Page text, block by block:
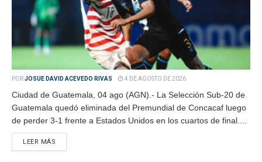
PORJOSUE DAVID ACEVEDO RIVAS 4 DE AGOSTO DE 2026
Ciudad de Guatemala, 04 ago (AGN).- La Selección Sub-20 de
Guatemala quedó eliminada del Premundial de Concacaf luego
de perder 3-1 frente a Estados Unidos en los cuartos de final....
LEER MÁS